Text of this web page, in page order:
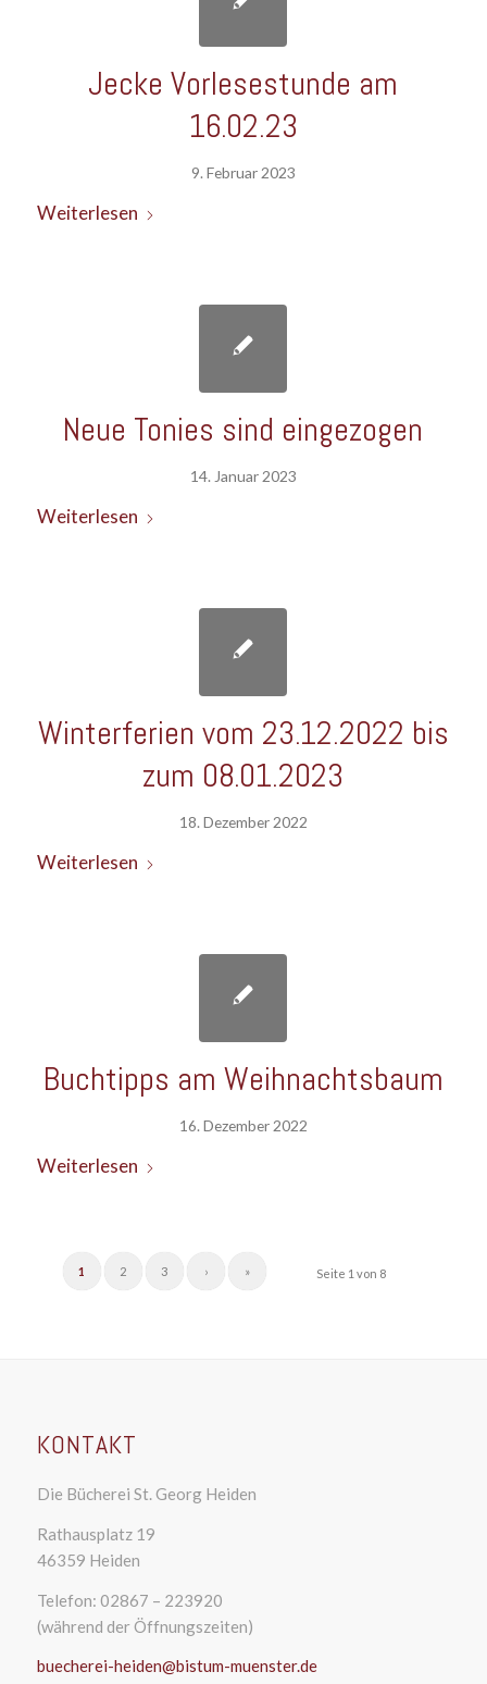
Jecke Vorlesestunde am
16.02.23
9. Februar 2023
Weiterlesen
Neue Tonies sind eingezogen
14. Januar 2023
Weiterlesen
Winterferien vom 23.12.2022 bis
zum 08.01.2023
18. Dezember 2022
Weiterlesen
Buchtipps am Weihnachtsbaum
16. Dezember 2022
Weiterlesen
Seite 1 von 8
1 2 3 › »
KONTAKT
Die Bücherei St. Georg Heiden
Rathausplatz 19
46359 Heiden
Telefon: 02867 – 223920
(während der Öffnungszeiten)
buecherei-heiden@bistum-muenster.de